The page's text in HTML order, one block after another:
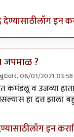
देण्यासाठीलॉग इन
?
बुधवार, 06/01/2021 03:58
फोटो ओळखा, लक्षणे
कमंडलू व उजव्या
हा दत्त झाला
लॉग इन करा